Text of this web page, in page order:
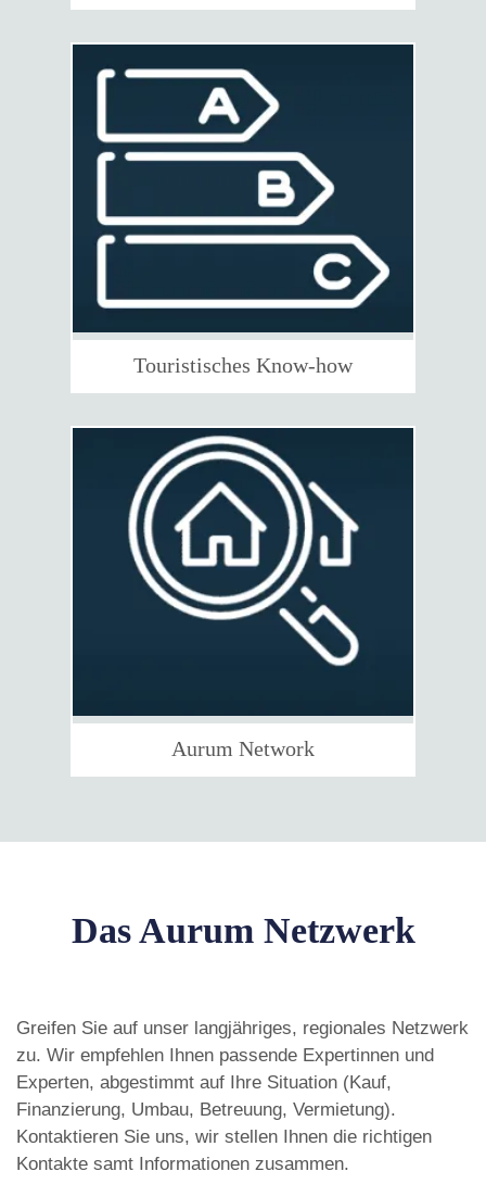
Touristisches Know-how
Aurum Network
Das Aurum Netzwerk
Greifen Sie auf unser langjähriges, regionales Netzwerk
zu. Wir empfehlen Ihnen passende Expertinnen und
Experten, abgestimmt auf Ihre Situation (Kauf,
Finanzierung, Umbau, Betreuung, Vermietung).
Kontaktieren Sie uns, wir stellen Ihnen die richtigen
Kontakte samt Informationen zusammen.